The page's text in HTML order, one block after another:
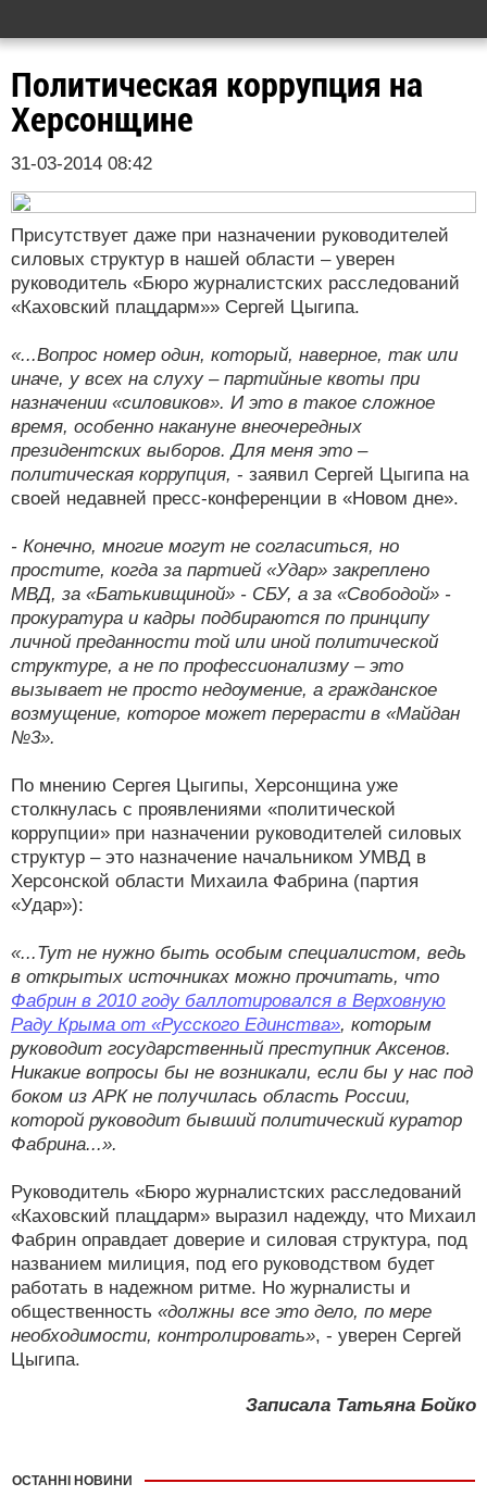
Политическая коррупция на
Херсонщине
31-03-2014 08:42
Присутствует даже при назначении руководителей
силовых структур в нашей области – уверен
руководитель «Бюро журналистских расследований
«Каховский плацдарм»» Сергей Цыгипа.
«...Вопрос номер один, который, наверное, так или
иначе, у всех на слуху – партийные квоты при
назначении «силовиков». И это в такое сложное
время, особенно накануне внеочередных
президентских выборов. Для меня это –
политическая коррупция, - заявил Сергей Цыгипа на
своей недавней пресс-конференции в «Новом дне».
- Конечно, многие могут не согласиться, но
простите, когда за партией «Удар» закреплено
МВД, за «Батькивщиной» - СБУ, а за «Свободой» -
прокуратура и кадры подбираются по принципу
личной преданности той или иной политической
структуре, а не по профессионализму – это
вызывает не просто недоумение, а гражданское
возмущение, которое может перерасти в «Майдан
№3».
По мнению Сергея Цыгипы, Херсонщина уже
столкнулась с проявлениями «политической
коррупции» при назначении руководителей силовых
структур – это назначение начальником УМВД в
Херсонской области Михаила Фабрина (партия
«Удар»):
«...Тут не нужно быть особым специалистом, ведь
в открытых источниках можно прочитать, что
Фабрин в 2010 году баллотировался в Верховную
Раду Крыма от «Русского Единства», которым
руководит государственный преступник Аксенов.
Никакие вопросы бы не возникали, если бы у нас под
боком из АРК не получилась область России,
которой руководит бывший политический куратор
Фабрина...».
Руководитель «Бюро журналистских расследований
«Каховский плацдарм» выразил надежду, что Михаил
Фабрин оправдает доверие и силовая структура, под
названием милиция, под его руководством будет
работать в надежном ритме. Но журналисты и
общественность «должны все это дело, по мере
необходимости, контролировать», - уверен Сергей
Цыгипа.
Записала Татьяна Бойко
ОСТАННІ НОВИНИ